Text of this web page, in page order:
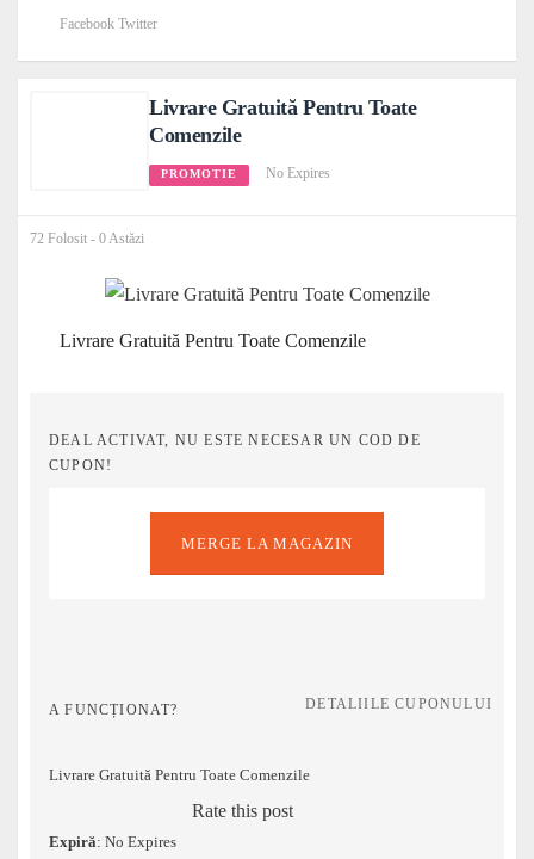
Facebook Twitter
Livrare Gratuită Pentru Toate
Comenzile
PROMOTIE No Expires
72 Folosit - 0 Astăzi
Livrare Gratuită Pentru Toate Comenzile
DEAL ACTIVAT, NU ESTE NECESAR UN COD DE
CUPON!
MERGE LA MAGAZIN
A FUNCȚIONAT? DETALIILE CUPONULUI
Livrare Gratuită Pentru Toate Comenzile
Rate this post
Expiră: No Expires